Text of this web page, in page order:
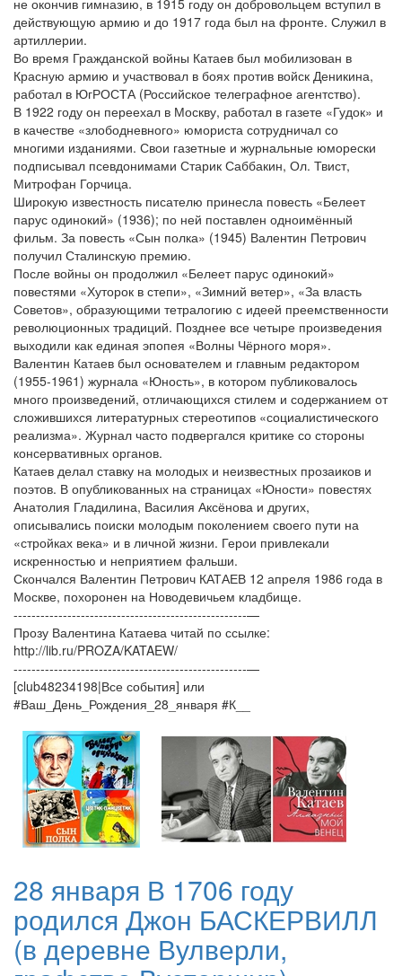
не окончив гимназию, в 1915 году он добровольцем вступил в
действующую армию и до 1917 года был на фронте. Служил в
артиллерии.
Во время Гражданской войны Катаев был мобилизован в
Красную армию и участвовал в боях против войск Деникина,
работал в ЮгРОСТА (Российское телеграфное агентство).
В 1922 году он переехал в Москву, работал в газете «Гудок» и
в качестве «злободневного» юмориста сотрудничал со
многими изданиями. Свои газетные и журнальные юморески
подписывал псевдонимами Старик Саббакин, Ол. Твист,
Митрофан Горчица.
Широкую известность писателю принесла повесть «Белеет
парус одинокий» (1936); по ней поставлен одноимённый
фильм. За повесть «Сын полка» (1945) Валентин Петрович
получил Сталинскую премию.
После войны он продолжил «Белеет парус одинокий»
повестями «Хуторок в степи», «Зимний ветер», «За власть
Советов», образующими тетралогию с идеей преемственности
революционных традиций. Позднее все четыре произведения
выходили как единая эпопея «Волны Чёрного моря».
Валентин Катаев был основателем и главным редактором
(1955-1961) журнала «Юность», в котором публиковалось
много произведений, отличающихся стилем и содержанием от
сложившихся литературных стереотипов «социалистического
реализма». Журнал часто подвергался критике со стороны
консервативных органов.
Катаев делал ставку на молодых и неизвестных прозаиков и
поэтов. В опубликованных на страницах «Юности» повестях
Анатолия Гладилина, Василия Аксёнова и других,
описывались поиски молодым поколением своего пути на
«стройках века» и в личной жизни. Герои привлекали
искренностью и неприятием фальши.
Скончался Валентин Петрович КАТАЕВ 12 апреля 1986 года в
Москве, похоронен на Новодевичьем кладбище.
----------------------------------------------------—
Прозу Валентина Катаева читай по ссылке:
http://lib.ru/PROZA/KATAEW/
----------------------------------------------------—
[club48234198|Все события] или
#Ваш_День_Рождения_28_января #К__
28 января В 1706 году
родился Джон БАСКЕРВИЛЛ
(в деревне Вулверли,